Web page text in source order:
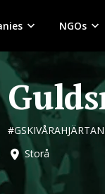
NGOs
#GSKIVÅRAHJÄRTAN
Storå